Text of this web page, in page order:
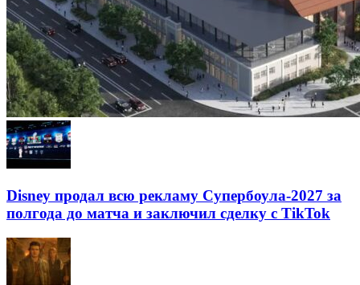
Disney продал всю рекламу Супербоула-2027 за
полгода до матча и заключил сделку с TikTok